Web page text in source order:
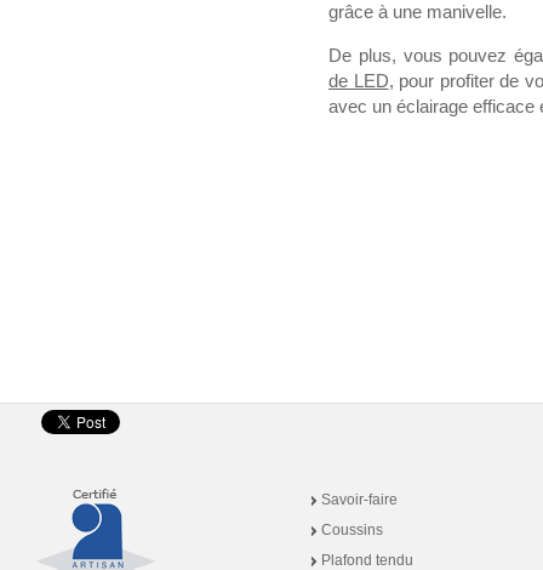
grâce à une manivelle.
De plus, vous pouvez
de LED, pour profiter de
avec un éclairage efficace
Savoir-faire
Coussins
Plafond tendu